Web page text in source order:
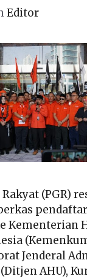
Editor
(PGR)
Kementerian
Jenderal
AHU),